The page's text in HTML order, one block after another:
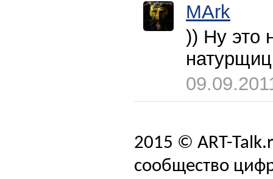
MArk
)) Ну это
2015 © ART-
сообщество